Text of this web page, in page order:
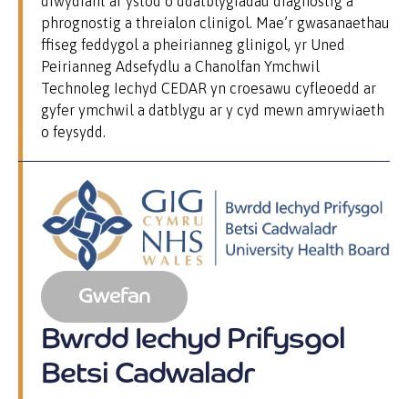
phrognostig a threialon clinigol. Mae’r gwasanaethau
ffiseg feddygol a pheirianneg glinigol, yr Uned
Peirianneg Adsefydlu a Chanolfan Ymchwil
Technoleg Iechyd CEDAR yn croesawu cyfleoedd ar
gyfer ymchwil a datblygu ar y cyd mewn amrywiaeth
o feysydd.
Gwefan
Bwrdd Iechyd Prifysgol
Betsi Cadwaladr